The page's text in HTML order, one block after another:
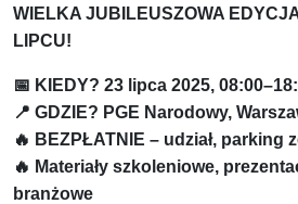
WIELKA JUBILEUSZOWA
LIPCU!
📅 KIEDY? 23 lipca 2025,
📍 GDZIE? PGE Narodowy,
🔥 BEZPŁATNIE – udział, parking
🔥 Materiały szkoleniowe,
branżowe